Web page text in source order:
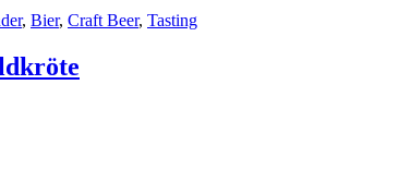
, Bier, Craft Beer, Tasting